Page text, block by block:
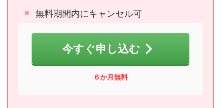
無料期間内にキャンセル可
今すぐ申し込む
６か月無料